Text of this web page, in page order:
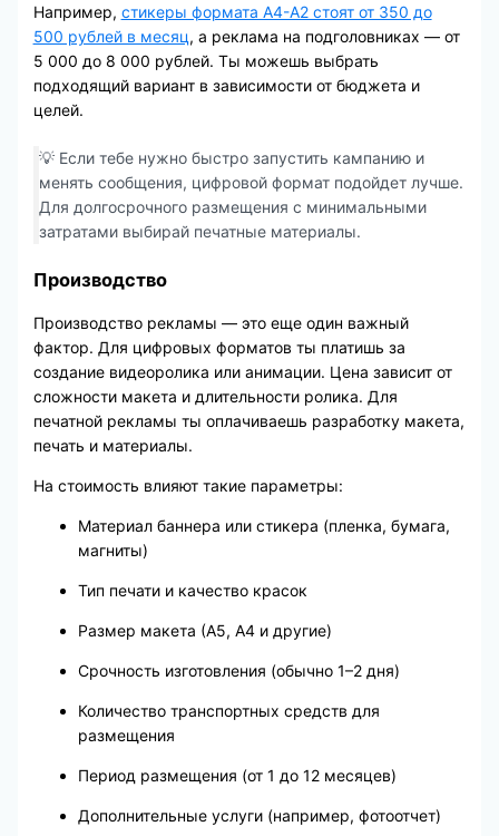
Например, стикеры формата А4-А2 стоят от 350 до
500 рублей в месяц, а реклама на подголовниках — от
5 000 до 8 000 рублей. Ты можешь выбрать
подходящий вариант в зависимости от бюджета и
целей.
💡 Если тебе нужно быстро запустить кампанию и
менять сообщения, цифровой формат подойдет лучше.
Для долгосрочного размещения с минимальными
затратами выбирай печатные материалы.
Производство
Производство рекламы — это еще один важный
фактор. Для цифровых форматов ты платишь за
создание видеоролика или анимации. Цена зависит от
сложности макета и длительности ролика. Для
печатной рекламы ты оплачиваешь разработку макета,
печать и материалы.
На стоимость влияют такие параметры:
Материал баннера или стикера (пленка, бумага,
магниты)
Тип печати и качество красок
Размер макета (А5, А4 и другие)
Срочность изготовления (обычно 1–2 дня)
Количество транспортных средств для
размещения
Период размещения (от 1 до 12 месяцев)
Дополнительные услуги (например, фотоотчет)